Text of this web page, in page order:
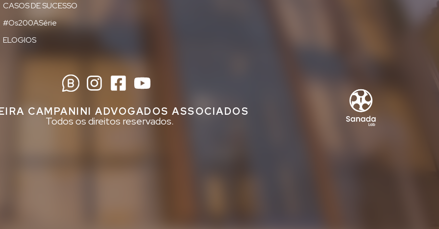
CASOS DE SUCESSO
#Os200ASérie
ELOGIOS
CAMPANINI ADVOGADOS ASSOCIADOS
Todos os direitos reservados.